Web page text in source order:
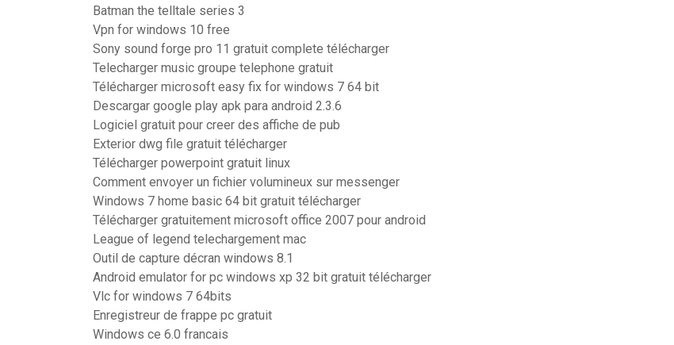
Batman the telltale series 3
Vpn for windows 10 free
Sony sound forge pro 11 gratuit complete télécharger
Telecharger music groupe telephone gratuit
Télécharger microsoft easy fix for windows 7 64 bit
Descargar google play apk para android 2.3.6
Logiciel gratuit pour creer des affiche de pub
Exterior dwg file gratuit télécharger
Télécharger powerpoint gratuit linux
Comment envoyer un fichier volumineux sur messenger
Windows 7 home basic 64 bit gratuit télécharger
Télécharger gratuitement microsoft office 2007 pour android
League of legend telechargement mac
Outil de capture décran windows 8.1
Android emulator for pc windows xp 32 bit gratuit télécharger
Vlc for windows 7 64bits
Enregistreur de frappe pc gratuit
Windows ce 6.0 francais